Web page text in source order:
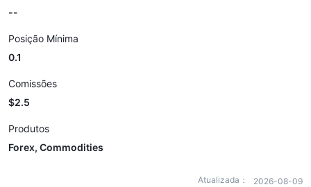
--
Posição Mínima
0.1
Comissões
$2.5
Produtos
Forex, Commodities
Atualizada： 2026-08-09